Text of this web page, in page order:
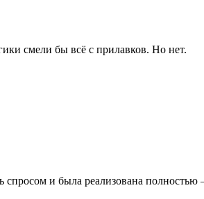
смели бы всё с прилавков. Но нет.
спросом и была реализована